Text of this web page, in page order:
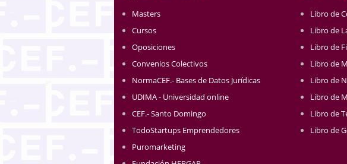
Masters
Cursos
Oposiciones
Convenios Colectivos
NormaCEF.- Bases de Datos Jurídicas
UDIMA - Universidad online
CEF.- Santo Domingo
TodoStartups Emprendedores
Puromarketing
Libro de
Libro de
Libro de
Libro de
Libro de
Libro de
Libro de
Libro de